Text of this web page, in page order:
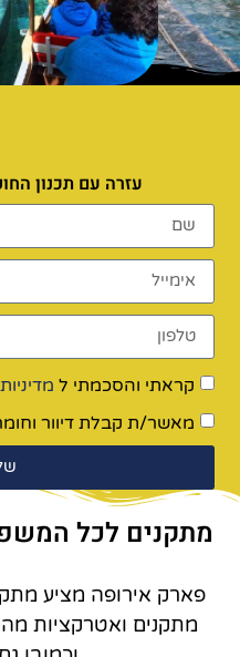
עזרה עם תכנון
קראתי והסכמתי ל
מאשר/ת קבלת דיוור
מתקנים לכל
פארק אירופה מציע
מתקנים ואטרקציות